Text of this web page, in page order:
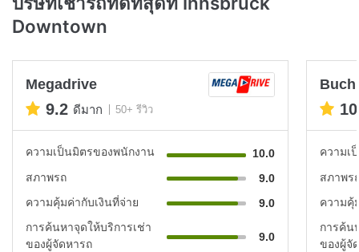
Downtown
Megadrive
9.2 ดีมาก 50+ รีวิว
ความเป็นมิตรของพนักงาน
10.0
สภาพรถ
9.0
ความคุ้มค่ากับเงินที่จ่าย
9.0
การค้นหาจุดให้บริการเช่า
ของผู้จัดหารถ
9.0
ความเ
สภาพร
ความคุ้
การค้น
ของผู้จั